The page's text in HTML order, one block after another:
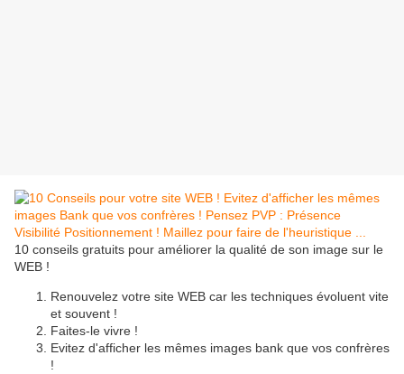
10 conseils gratuits pour améliorer la qualité de son image sur le
WEB !
Renouvelez votre site WEB car les techniques évoluent vite
et souvent !
Faites-le vivre !
Evitez d'afficher les mêmes images bank que vos confrères
!